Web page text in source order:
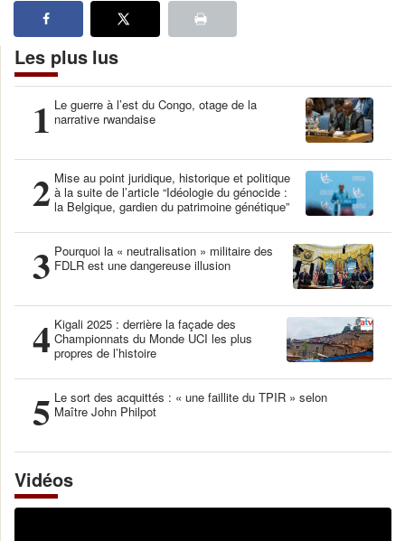
Les plus lus
1 Le guerre à l’est du Congo, otage de la
narrative rwandaise
2 Mise au point juridique, historique et politique
à la suite de l’article “Idéologie du génocide :
la Belgique, gardien du patrimoine génétique”
3 Pourquoi la « neutralisation » militaire des
FDLR est une dangereuse illusion
4 Kigali 2025 : derrière la façade des
Championnats du Monde UCI les plus
propres de l’histoire
5 Le sort des acquittés : « une faillite du TPIR » selon
Maître John Philpot
Vidéos